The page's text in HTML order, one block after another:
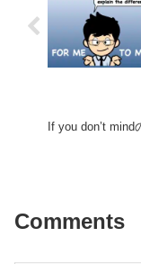
If you don’t mind
Comments